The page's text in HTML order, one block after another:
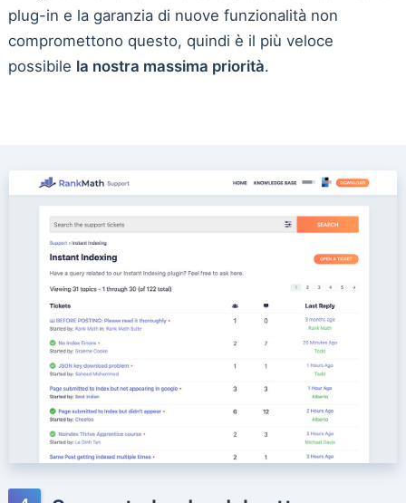
plug-in e la garanzia di nuove funzionalità non
compromettono questo, quindi è il più veloce
possibile la nostra massima priorità.